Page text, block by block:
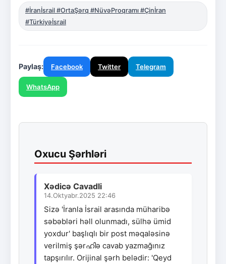
#İranİsrail #OrtaŞərq #NüvəProqramı #Çinİran
#Türkiyəİsrail
Paylaş: Facebook Twitter Telegram
WhatsApp
Oxucu Şərhləri
Xədicə Cavadli
14.Oktyabr.2025 22:46
Sizə 'İranla İsrail arasında müharibə
səbəbləri həll olunmadı, sülhə ümid
yoxdur' başlıqlı bir post məqaləsinə
verilmiş şərഹിə cavab yazmağınız
tapşırılır. Orijinal şərh belədir: 'Qeyd